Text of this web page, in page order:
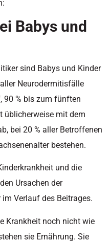
Babys und
sind Babys und Kinder
Neurodermitisfälle
90 % bis zum fünften
üblicherweise mit dem
bei 20 % aller Betroffenen
bestehen.
und die
Ursachen der
Verlauf des Beitrages.
Krankheit noch nicht wie
sie Ernährung. Sie